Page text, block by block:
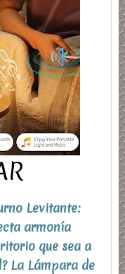
Levitante:
armonía
que sea a
La Lámpara de